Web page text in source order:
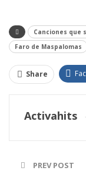
Canciones que
Faro de Maspalomas
Share
Email
Activahits
PREV POST